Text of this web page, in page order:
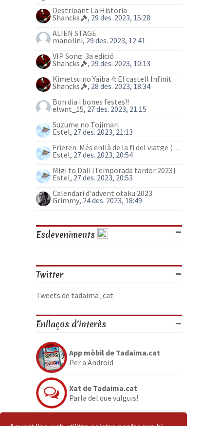
Destripant La Historia
Shancks
, 29 des. 2023, 15:28
ALIEN STAGE
manolini, 29 des. 2023, 12:41
VIP Song: 3a edició
Shancks
, 29 des. 2023, 10:13
Kimetsu no Yaiba 4: El castell Infinit
Shancks
, 28 des. 2023, 18:34
Bon dia i bones festes!!
elwnt_15, 27 des. 2023, 21:15
Suzume no Tojimari
Estel, 27 des. 2023, 21:13
Frieren: Més enllà de la fi del viatge (anime)
Estel, 27 des. 2023, 20:54
Migi to Dali [Temporada tardor 2023]
Estel, 27 des. 2023, 20:53
Calendari d'advent otaku 2023
Grimmy, 24 des. 2023, 18:49
Esdeveniments
Twitter
Tweets de tadaima_cat
Enllaços d'interès
App mòbil de Tadaima.cat
Per a Android
Xat de Tadaima.cat
Parla del que vulguis!
Discord de Tadaima.cat